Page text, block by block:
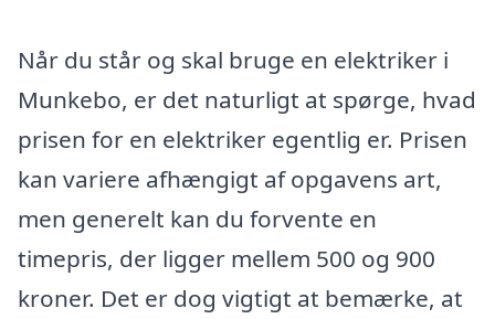
Når du står og skal bruge en elektriker i
Munkebo, er det naturligt at spørge, hvad
prisen for en elektriker egentlig er. Prisen
kan variere afhængigt af opgavens art,
men generelt kan du forvente en
timepris, der ligger mellem 500 og 900
kroner. Det er dog vigtigt at bemærke, at